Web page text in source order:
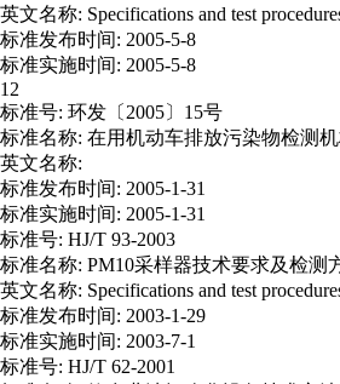
英文名称: Specifications and test
标准发布时间: 2005-5-8
标准实施时间: 2005-5-8
12
标准号: 环发〔2005〕15号
标准名称: 在用机动车排放污染物检测
英文名称:
标准发布时间: 2005-1-31
标准实施时间: 2005-1-31
标准号: HJ/T 93-2003
标准名称: PM10采样器技术要求及检测
英文名称: Specifications and test
标准发布时间: 2003-1-29
标准实施时间: 2003-7-1
标准号: HJ/T 62-2001